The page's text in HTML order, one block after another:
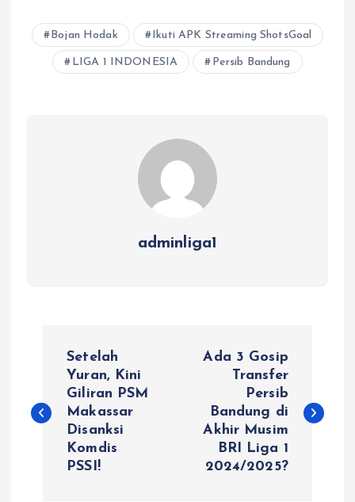
Bojan Hodak Ikuti APK Streaming ShotsGoal
LIGA 1 INDONESIA Persib Bandung
adminliga1
s
Setelah
Yuran, Kini
Giliran PSM
Makassar
Disanksi
Komdis
PSSI!
Ada 3 Gosip
Transfer
Persib
Bandung di
Akhir Musim
BRI Liga 1
2024/2025?